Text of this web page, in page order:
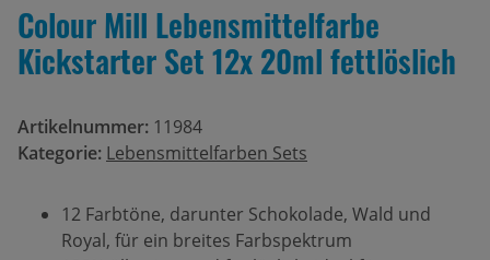
Colour Mill Lebensmittelfarbe
Kickstarter Set 12x 20ml fettlöslich
Artikelnummer: 11984
Kategorie: Lebensmittelfarben Sets
12 Farbtöne, darunter Schokolade, Wald und
Royal, für ein breites Farbspektrum